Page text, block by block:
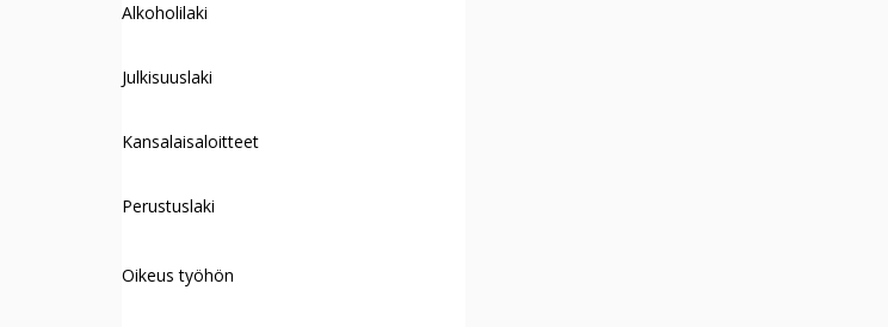
Alkoholilaki
Julkisuuslaki
Kansalaisaloitteet
Perustuslaki
Oikeus työhön